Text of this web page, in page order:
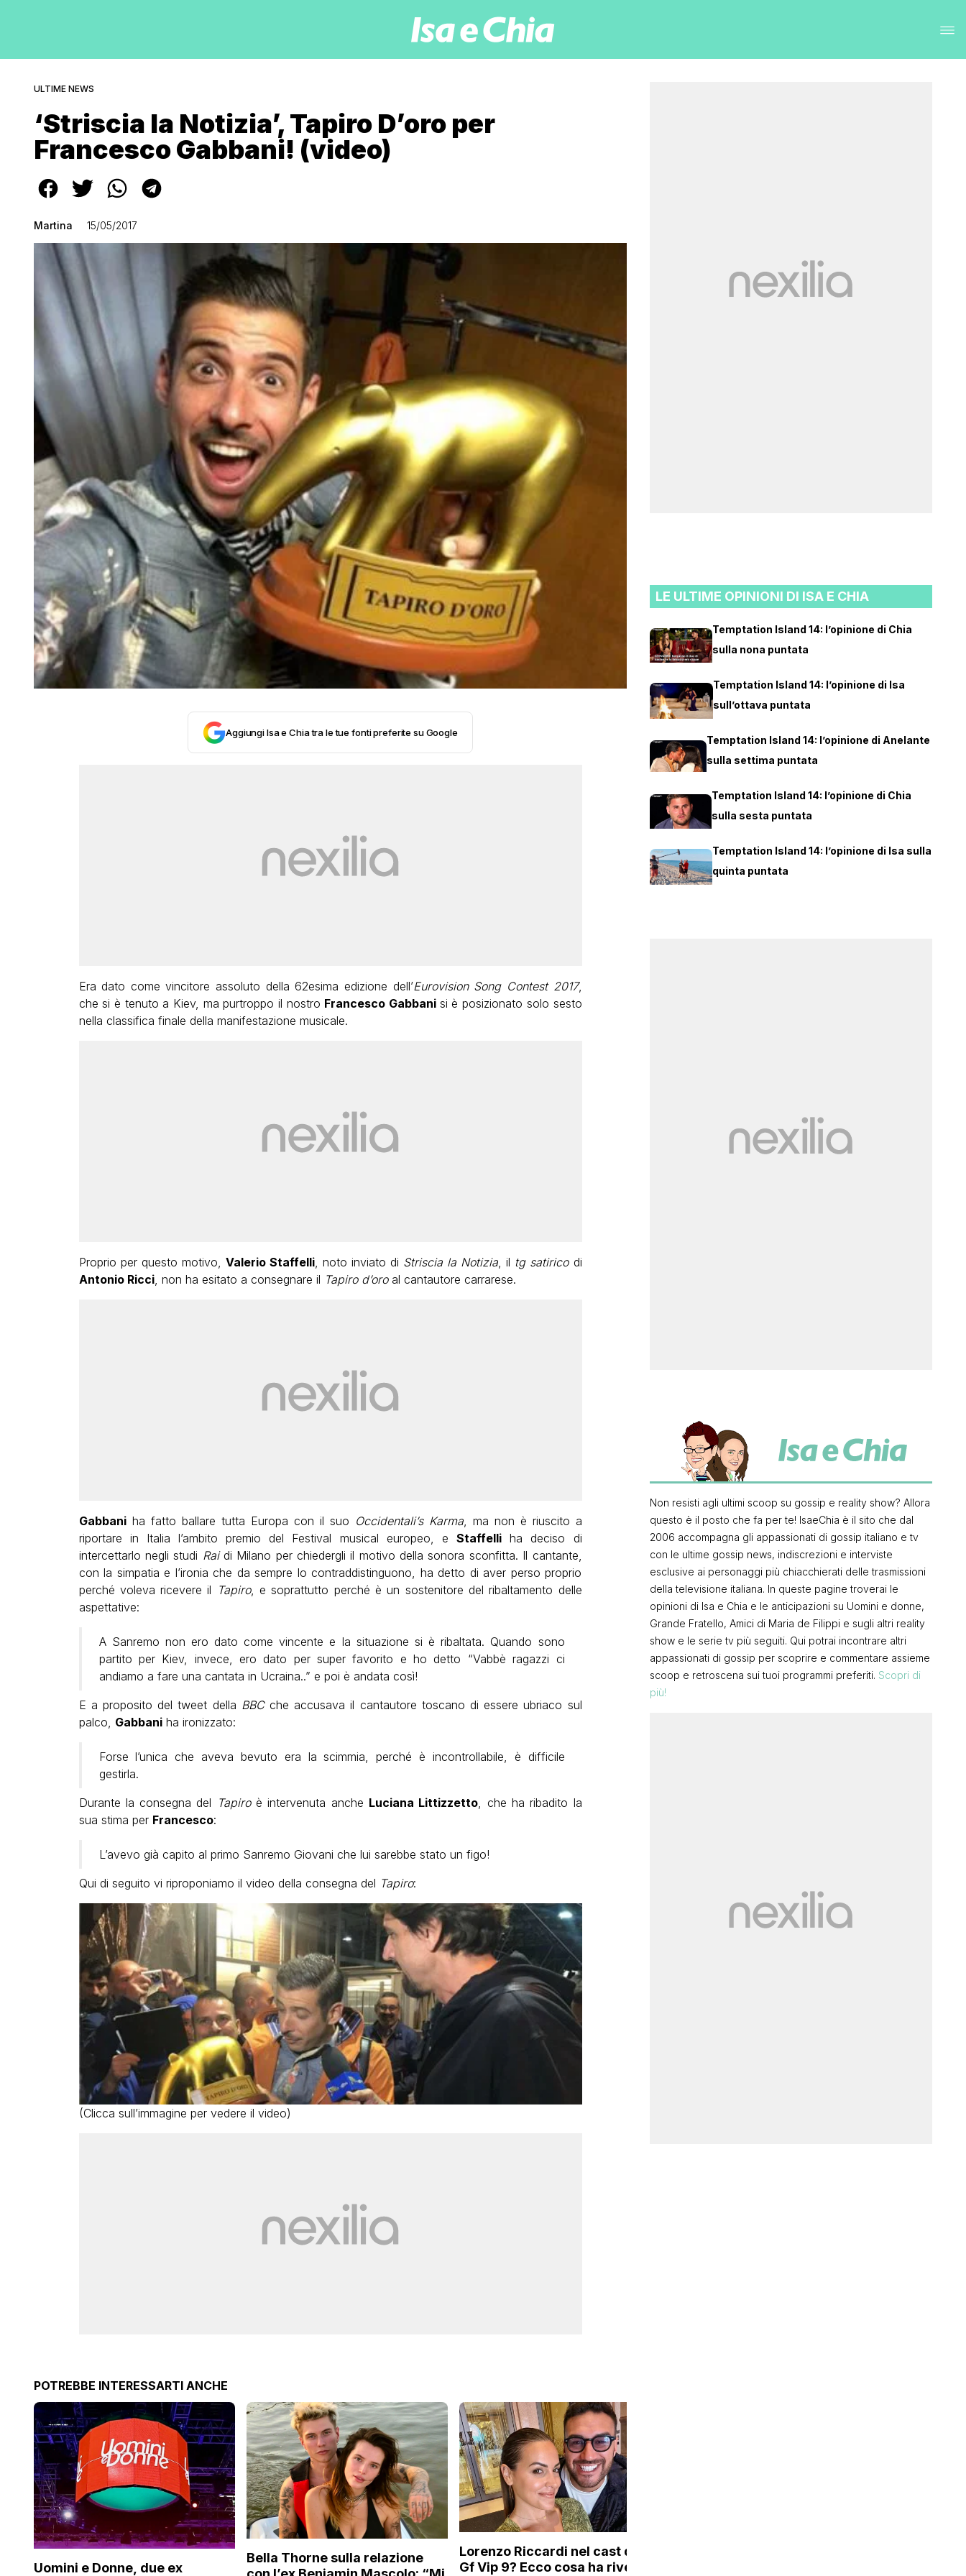
ULTIME NEWS
‘Striscia la Notizia’, Tapiro D’oro per
Francesco Gabbani! (video)
Martina 15/05/2017
Aggiungi Isa e Chia tra le tue fonti preferite su Google
Era dato come vincitore assoluto della 62esima edizione dell’Eurovision Song Contest 2017,
che si è tenuto a Kiev, ma purtroppo il nostro Francesco Gabbani si è posizionato solo sesto
nella classifica finale della manifestazione musicale.
Proprio per questo motivo, Valerio Staffelli, noto inviato di Striscia la Notizia , il tg satirico di
Antonio Ricci, non ha esitato a consegnare il Tapiro d’oro al cantautore carrarese.
Gabbaniha fatto ballare tutta Europa con il suo Occidentali’s Karma, ma non è riuscito a
riportare in Italia l’ambito premio del Festival musical europeo, eStaffelli ha deciso di
intercettarlo negli studi Raidi Milano per chiedergli il motivo della sonora sconfitta. Il cantante,
con la simpatia e l’ironia che da sempre lo contraddistinguono, ha detto di aver perso proprio
perché voleva ricevere il Tapiro, e soprattutto perché è un sostenitore del ribaltamento delle
aspettative:
A Sanremo non ero dato come vincente e la situazione si è ribaltata. Quando sono
partito per Kiev, invece, ero dato per super favorito e ho detto “Vabbè ragazzi ci
andiamo a fare una cantata in Ucraina..” e poi è andata così!
E a proposito del tweet della BBCche accusava il cantautore toscano di essere ubriaco sul
palco, Gabbaniha ironizzato:
Forse l’unica che aveva bevuto era la scimmia, perché è incontrollabile, è difficile
gestirla.
Durante la consegna del Tapiroè intervenuta anche Luciana Littizzetto , che ha ribadito la
sua stima per Francesco:
L’avevo già capito al primo Sanremo Giovani che lui sarebbe stato un figo!
Qui di seguito vi riproponiamo il video della consegna del Tapiro:
(Clicca sull’immagine per vedere il video)
POTREBBE INTERESSARTI ANCHE
Uomini e Donne, due ex
Bella Thorne sulla relazione
Lorenzo Riccardi nel cast del
Gf Vip 9? Ecco cosa ha rivelato
LE ULTIME OPINIONI DI ISA E CHIA
Temptation Island 14: l’opinione di Chia
sulla nona puntata
Temptation Island 14: l’opinione di Isa
sull’ottava puntata
Temptation Island 14: l’opinione di Anelante
sulla settima puntata
Temptation Island 14: l’opinione di Chia
sulla sesta puntata
Temptation Island 14: l’opinione di Isa sulla
quinta puntata
Non resisti agli ultimi scoop su gossip e reality show? Allora
questo è il posto che fa per te! IsaeChia è il sito che dal
2006 accompagna gli appassionati di gossip italiano e tv
con le ultime gossip news, indiscrezioni e interviste
esclusive ai personaggi più chiacchierati delle trasmissioni
della televisione italiana. In queste pagine troverai le
opinioni di Isa e Chia e le anticipazioni su Uomini e donne,
Grande Fratello, Amici di Maria de Filippi e sugli altri reality
show e le serie tv più seguiti. Qui potrai incontrare altri
appassionati di gossip per scoprire e commentare assieme
scoop e retroscena sui tuoi programmi preferiti. Scopri di
più!